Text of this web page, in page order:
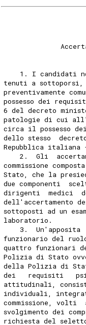
1. I candidati
tenuti a
preventivamente
possesso dei
6 del decreto
patologie di cui
circa il possesso
dello stesso
Repubblica italiana
2.  Gli
commissione
Stato, che la
due componenti
dirigenti  medici
dell'accertamento
sottoposti ad un
laboratorio.
3.  Un'apposita
funzionario del
quattro funzionari
Polizia di Stato
della Polizia di
dei   requisiti
attitudinali,
individuali,
commissione,
svolgimento dei
richiesta del